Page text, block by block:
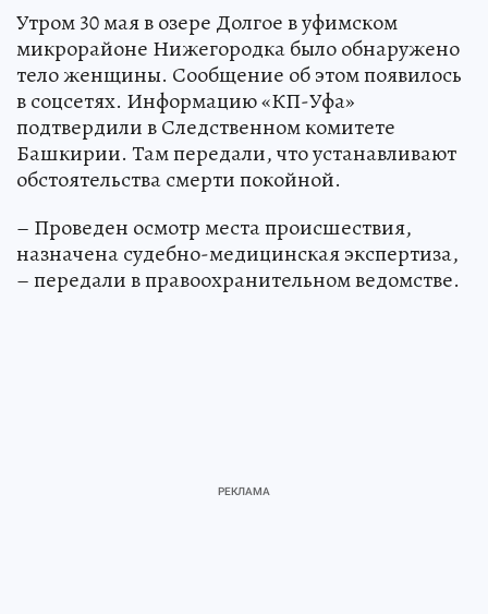
Утром 30 мая в озере Долгое в уфимском
микрорайоне Нижегородка было обнаружено
тело женщины. Сообщение об этом появилось
в соцсетях. Информацию «КП-Уфа»
подтвердили в Следственном комитете
Башкирии. Там передали, что устанавливают
обстоятельства смерти покойной.
– Проведен осмотр места происшествия,
назначена судебно-медицинская экспертиза,
– передали в правоохранительном ведомстве.